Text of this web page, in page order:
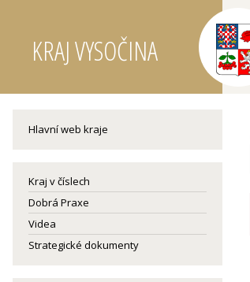
KRAJ VYSOČINA
Hlavní web kraje
Kraj v číslech
Dobrá Praxe
Videa
Strategické dokumenty